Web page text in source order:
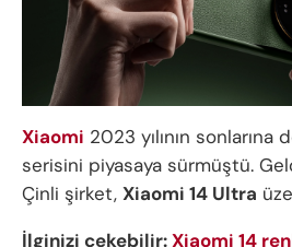
Xiaomi 2023 yılının sonlarına
serisini piyasaya sürmüştü.
Çinli şirket, Xiaomi 14 Ultra
İlginizi çekebilir:Xiaomi 14